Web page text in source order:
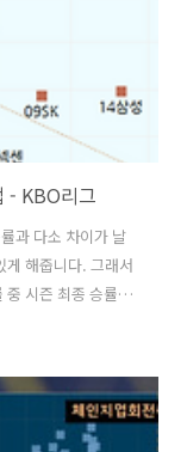
- KBO리그
과 다소 차이가 날
게 해줍니다. 그래서
중 시즌 최종 승률과
기도 하지만, 100
많고 실점이 적은
알려준다는 것입